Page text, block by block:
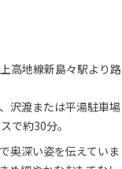
高地線新島々駅より路
沢渡または平湯駐車場
で約30分。
奥深い姿を伝えていま